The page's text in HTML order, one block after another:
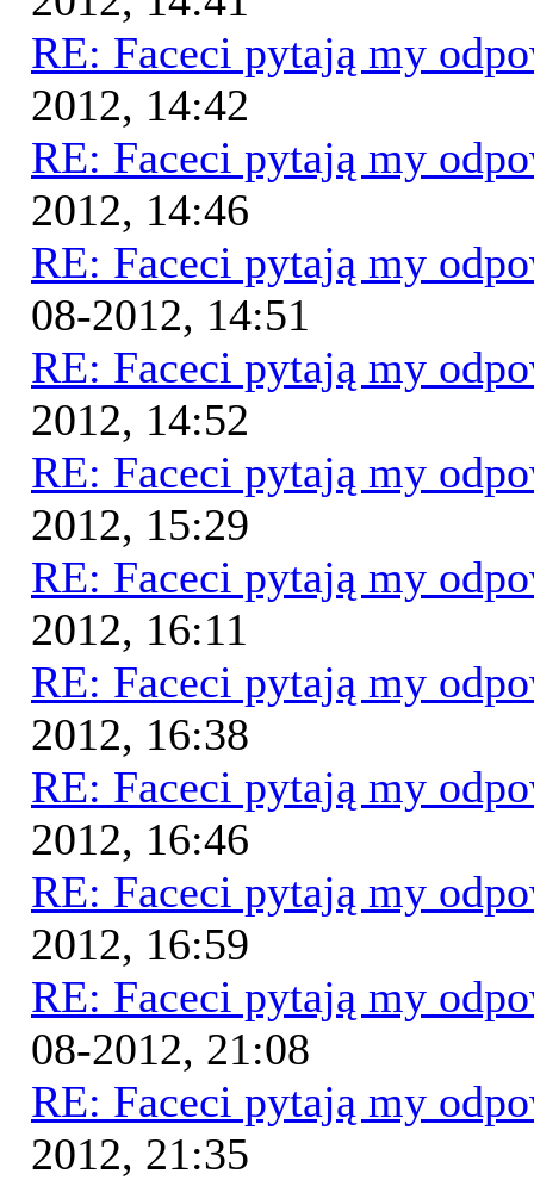
RE: Faceci pytają my
2012, 14:42
RE: Faceci pytają my
2012, 14:46
RE: Faceci pytają my
08-2012, 14:51
RE: Faceci pytają my
2012, 14:52
RE: Faceci pytają my
2012, 15:29
RE: Faceci pytają my
2012, 16:11
RE: Faceci pytają my
2012, 16:38
RE: Faceci pytają my
2012, 16:46
RE: Faceci pytają my
2012, 16:59
RE: Faceci pytają my
08-2012, 21:08
RE: Faceci pytają my
2012, 21:35